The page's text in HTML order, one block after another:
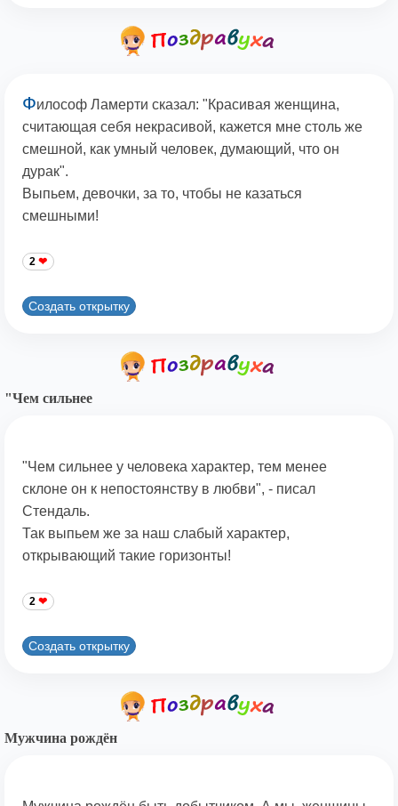
Философ Ламерти сказал: "Красивая женщина,
считающая себя некрасивой, кажется мне столь же
смешной, как умный человек, думающий, что он
дурак".
Выпьем, девочки, за то, чтобы не казаться
смешными!
2
Создать открытку
"Чем сильнее
"Чем сильнее у человека характер, тем менее
склоне он к непостоянству в любви", - писал
Стендаль.
Так выпьем же за наш слабый характер,
открывающий такие горизонты!
2
Создать открытку
Мужчина рождён